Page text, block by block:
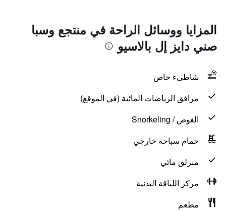
المزايا ووسائل الراحة في منتجع وسبا
صني دايز إل بالاسيو
شاطىء خاص
مرافق الرياضات المائية (في الموقع)
الغوص / Snorkeling
حمام سباحة خارجي
منزلق مائي
مركز اللياقة البدنية
مطعم